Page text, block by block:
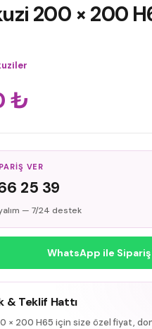
200 × 200
₺
VER
25 39
— 7/24 destek
WhatsApp ile Sipariş
& Teklif Hattı
× 200 H65 için size özel fiyat,